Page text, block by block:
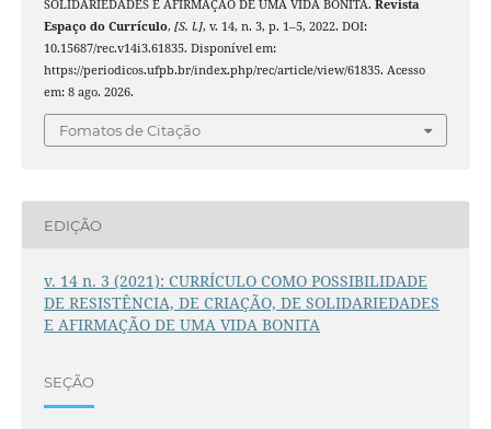
SOLIDARIEDADES E AFIRMAÇÃO DE UMA VIDA BONITA. Revista
Espaço do Currículo, [S. l.], v. 14, n. 3, p. 1–5, 2022. DOI:
10.15687/rec.v14i3.61835. Disponível em:
https://periodicos.ufpb.br/index.php/rec/article/view/61835. Acesso
em: 8 ago. 2026.
Fomatos de Citação
EDIÇÃO
v. 14 n. 3 (2021): CURRÍCULO COMO POSSIBILIDADE
DE RESISTÊNCIA, DE CRIAÇÃO, DE SOLIDARIEDADES
E AFIRMAÇÃO DE UMA VIDA BONITA
SEÇÃO